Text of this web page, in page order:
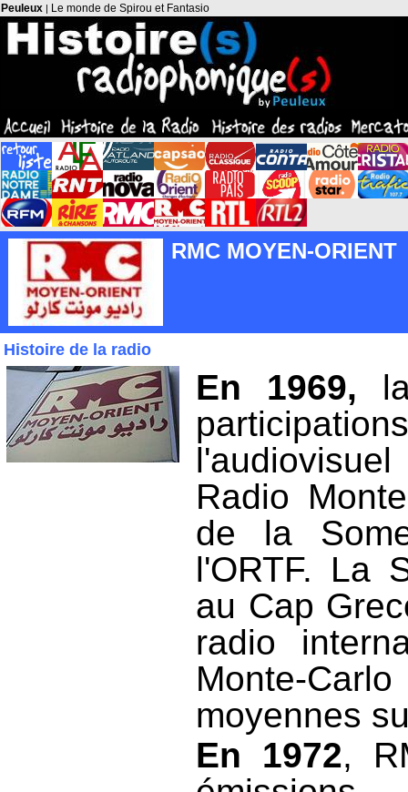
Peuleux | Le monde de Spirou et Fantasio
RMC MOYEN-ORIENT
Histoire de la radio
En 1969,
Radio
de la
l'ORTF. La
au Cap
radio
Monte-
moyennes
En 1972,